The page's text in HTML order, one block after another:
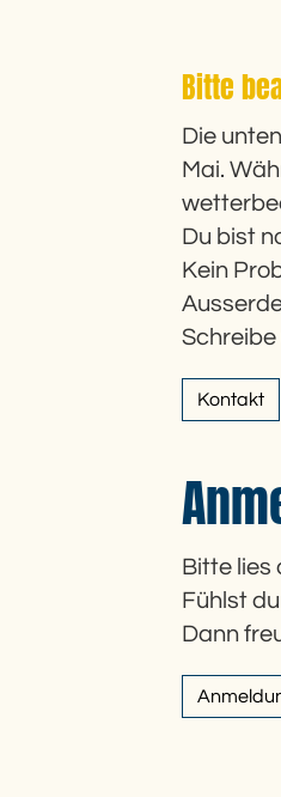
Bitte
Die
Mai.
Du bist
Kein
Kontakt
Bitte lies
Fühlst
Dann